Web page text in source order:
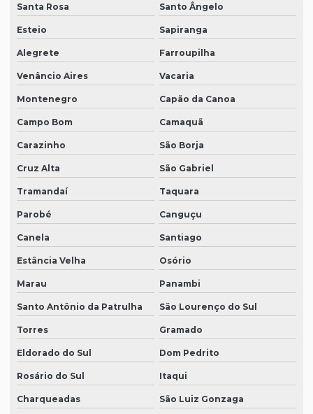
Santa Rosa Santo Ângelo
Esteio Sapiranga
Alegrete Farroupilha
Venâncio Aires Vacaria
Montenegro Capão da Canoa
Campo Bom Camaquã
Carazinho São Borja
Cruz Alta São Gabriel
Tramandaí Taquara
Parobé Canguçu
Canela Santiago
Estância Velha Osório
Marau Panambi
Santo Antônio da Patrulha São Lourenço do Sul
Torres Gramado
Eldorado do Sul Dom Pedrito
Rosário do Sul Itaqui
Charqueadas São Luiz Gonzaga